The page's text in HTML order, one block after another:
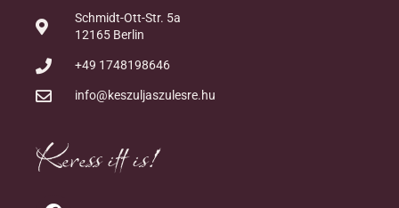
Schmidt-Ott-Str. 5a
12165 Berlin
+49 1748198646
info@keszuljaszulesre.hu
Keress itt is!